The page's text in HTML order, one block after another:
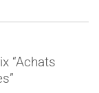
“Achats